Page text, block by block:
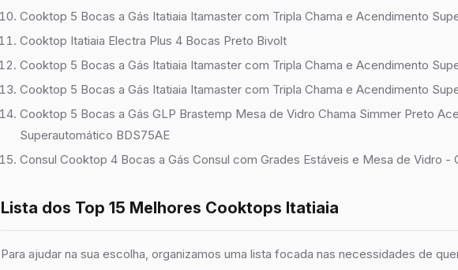
Cooktop 5 Bocas a Gás Itatiaia Itamaster com Tripla Chama e Acendimento
Cooktop Itatiaia Electra Plus 4 Bocas Preto Bivolt
Cooktop 5 Bocas a Gás Itatiaia Itamaster com Tripla Chama e Acendimento
Cooktop 5 Bocas a Gás Itatiaia Itamaster com Tripla Chama e Acendimento
Cooktop 5 Bocas a Gás GLP Brastemp Mesa de Vidro Chama Simmer Preto
Superautomático BDS75AE
Consul Cooktop 4 Bocas a Gás Consul com Grades Estáveis e Mesa de Vidro -
Lista dos Top 15 Melhores Cooktops Itatiaia
Para ajudar na sua escolha, organizamos uma lista focada nas necessidades de